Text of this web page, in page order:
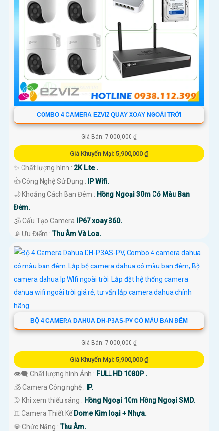
COMBO 4 CAMERA EZVIZ QUAY XOAY NGOÀI TRỜI
Giá Bán: 7,000,000 ₫
Giá Khuyến Mại: 5,900,000 ₫
✨ Chất lượng hình : 2K Lite .
👍 Công Nghệ Sử Dụng : IP Wifi.
🌙 Khoảng Cách Ban Đêm : Hồng Ngoại 30m Có Màu Ban
Ðêm.
🕉️ Cấu Tạo Camera IP67 xoay 360.
️📡 Ưu Điểm :Thu Âm Và Loa.
BỘ 4 CAMERA DAHUA DH-P3AS-PV CÓ MÀU BAN ĐÊM
Giá Bán: 7,000,000 ₫
Giá Khuyến Mại: 5,900,000 ₫
👁️‍🗨 Chất lượng hình Ảnh : FULL HD 1080P .
🕉️ Camera Công nghệ :
IP.
🌛 Khi xem thiếu sáng : Hồng Ngoại 10m Hồng Ngoại SMD.
♊ Camera Thiết Kế Dome Kim loại + Nhựa.
️💎 Chức Năng :Thu Âm.